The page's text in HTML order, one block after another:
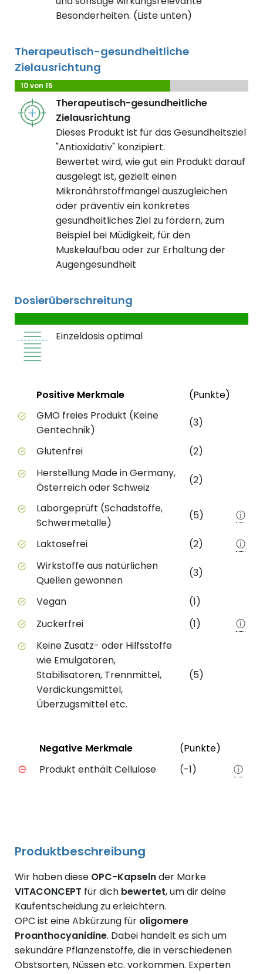
Besonderheiten. (Liste unten)
Therapeutisch-gesundheitliche
Zielausrichtung
10 von 15
Therapeutisch-gesundheitliche
Zielausrichtung
Dieses Produkt ist für das Gesundheitsziel
"Antioxidativ" konzipiert.
Bewertet wird, wie gut ein Produkt darauf
ausgelegt ist, gezielt einen
Mikronährstoffmangel auszugleichen
oder präventiv ein konkretes
gesundheitliches Ziel zu fördern, zum
Beispiel bei Müdigkeit, für den
Muskelaufbau oder zur Erhaltung der
Augengesundheit
Dosierüberschreitung
Einzeldosis optimal
Positive Merkmale des Produkts mit
StatusPositive Merkmale (Punkte)
GMO freies Produkt (Keine
Gentechnik)
(3)
Glutenfrei
(2)
Herstellung Made in Germany,
Österreich oder Schweiz
(2)
Laborgeprüft (Schadstoffe,
Schwermetalle)
(5) ⓘ
Laktosefrei (2)
ⓘ
Wirkstoffe aus natürlichen
Quellen gewonnen
(3)
Vegan
(1)
Zuckerfrei
(1)
ⓘ
Keine Zusatz- oder Hilfsstoffe
wie Emulgatoren,
Stabilisatoren, Trennmittel,
Verdickungsmittel,
Überzugsmittel etc.
(5)
Negative Merkmale des Produkts mit Punkteabzug
StatusNegative Merkmale (Punkte)
Produkt enthält Cellulose
(-1) ⓘ
Produktbeschreibung
Wir haben diese OPC-Kapselnder Marke
VITACONCEPT für dich bewertet, um dir deine
Kaufentscheidung zu erleichtern.
OPC ist eine Abkürzung für oligomere
Proanthocyanidine. Dabei handelt es sich um
sekundäre Pflanzenstoffe, die in verschiedenen
Obstsorten, Nüssen etc. vorkommen. Experten